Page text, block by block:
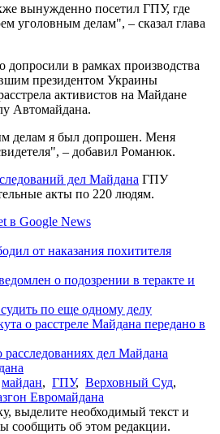
вынужденно посетил ГПУ, где
уголовным делам", – сказал глава
в рамках производства
президентом Украины
активистов на Майдане
Автомайдана.
делам я был допрошен. Меня
– добавил Романюк.
дел Майдана ГПУ
акты по 220 людям.
в Google News
от наказания похитителя
о подозрении в теракте и
по еще одному делу
о расстреле Майдана передано в
дел Майдана
майдан, ГПУ, Верховный Суд,
Евромайдана
выделите необходимый текст и
сообщить об этом редакции.